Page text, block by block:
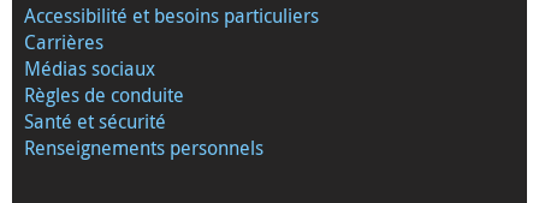
Accessibilité et besoins particuliers
Carrières
Médias sociaux
Règles de conduite
Santé et sécurité
Renseignements personnels